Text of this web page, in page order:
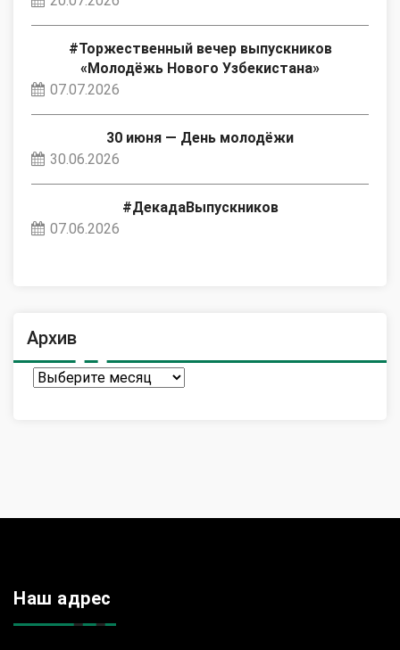
#Торжественный вечер выпускников
«Молодёжь Нового Узбекистана»
07.07.2026
30 июня — День молодёжи
30.06.2026
#ДекадаВыпускников
07.06.2026
Архив
Архив
Наш адрес